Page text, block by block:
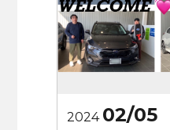
2024 02/05